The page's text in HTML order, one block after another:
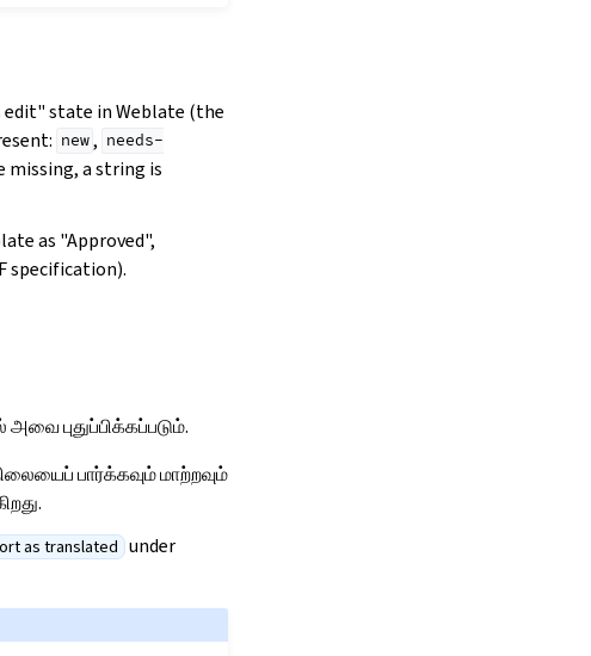
state in Weblate (the
new , needs-
a string is
as "Approved",
specification).
புதுப்பிக்கப்படும்.
பார்க்கவும் மாற்றவும்
as translated under